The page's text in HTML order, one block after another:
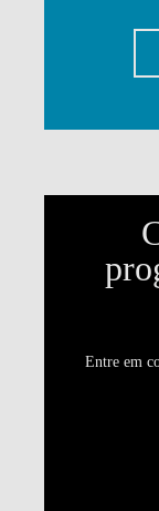
Entre em